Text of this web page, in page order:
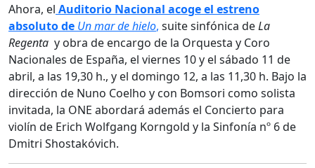
Ahora, el Auditorio Nacional acoge el estreno
absoluto de Un mar de hielo, suite sinfónica deLa
Regenta y obra de encargo de la Orquesta y Coro
Nacionales de España, el viernes 10 y el sábado 11 de
abril, a las 19,30 h., y el domingo 12, a las 11,30 h. Bajo la
dirección de Nuno Coelho y con Bomsori como solista
invitada, la ONE abordará además el Concierto para
violín de Erich Wolfgang Korngold y la Sinfonía nº 6 de
Dmitri Shostakóvich.